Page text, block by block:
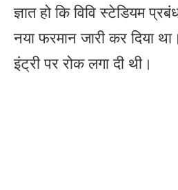
ज्ञात हो कि विवि स्टेडियम
नया फरमान जारी कर दिया
इंट्री पर रोक लगा दी थी।